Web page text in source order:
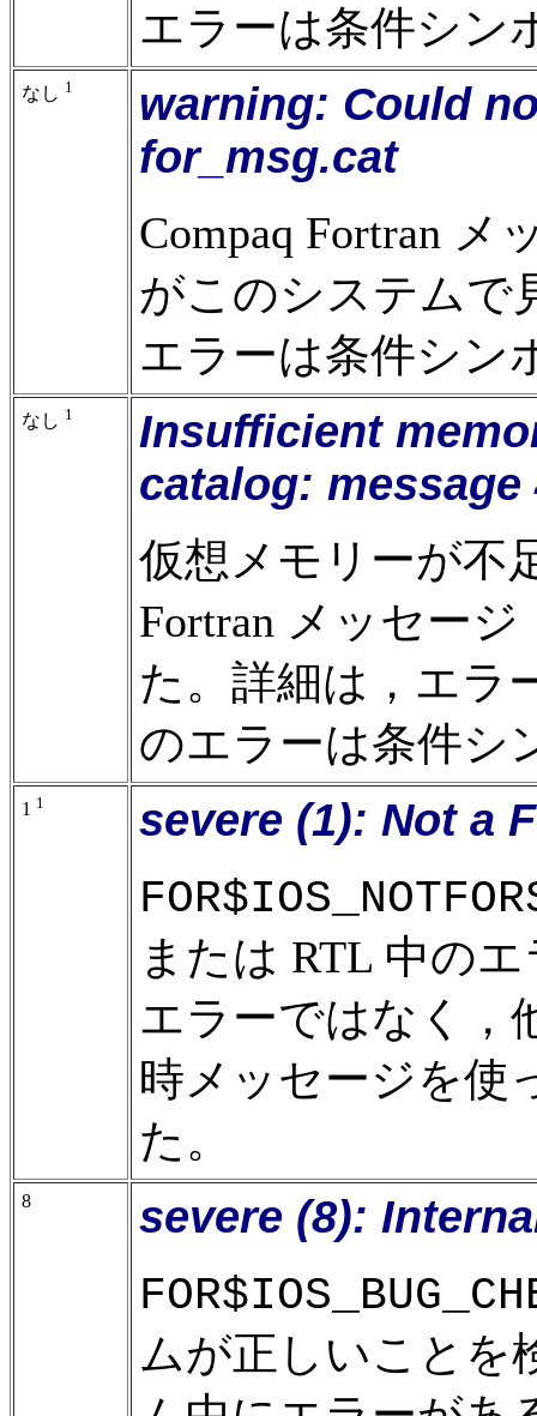
エラーは条件シン
なし 1
warning: Could
for_msg.cat
Compaq Fortran
がこのシステムで
エラーは条件シン
なし 1
Insufficient
catalog: message
仮想メモリーが不
Fortran メッセー
た。詳細は，エラ
のエラーは条件シ
1 1 severe (1): Not a
または RTL 中のエ
エラーではなく，
時メッセージを使
た。
8 severe (8):
ムが正しいことを